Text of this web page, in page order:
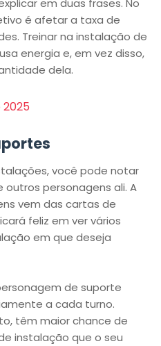
em duas frases. No
é afetar a taxa de
Treinar na instalação de
energia e, em vez disso,
dela.
você pode notar
outros personagens ali. A
vem das cartas de
feliz em ver vários
em que deseja
de suporte
a cada turno.
têm maior chance de
instalação que o seu